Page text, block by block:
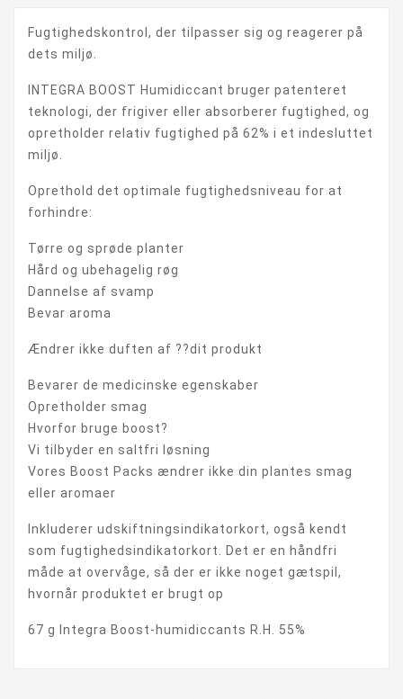
Fugtighedskontrol, der tilpasser sig og reagerer på
dets miljø.
INTEGRA BOOST Humidiccant bruger patenteret
teknologi, der frigiver eller absorberer fugtighed, og
opretholder relativ fugtighed på 62% i et indesluttet
miljø.
Oprethold det optimale fugtighedsniveau for at
forhindre:
Tørre og sprøde planter
Hård og ubehagelig røg
Dannelse af svamp
Bevar aroma
Ændrer ikke duften af ??dit produkt
Bevarer de medicinske egenskaber
Opretholder smag
Hvorfor bruge boost?
Vi tilbyder en saltfri løsning
Vores Boost Packs ændrer ikke din plantes smag
eller aromaer
Inkluderer udskiftningsindikatorkort, også kendt
som fugtighedsindikatorkort. Det er en håndfri
måde at overvåge, så der er ikke noget gætspil,
hvornår produktet er brugt op
67 g Integra Boost-humidiccants R.H. 55%